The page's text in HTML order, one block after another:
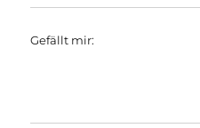
Gefällt mir: